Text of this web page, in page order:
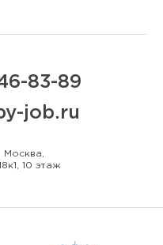
83-89
job.ru
Москва,
10 этаж